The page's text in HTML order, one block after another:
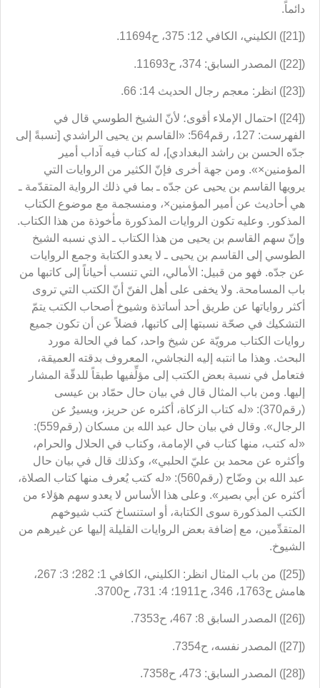
دائماً.
([21]) الكليني، الكافي 12: 375، ح11694.
([22]) المصدر السابق: 374، ح11693.
([23]) انظر: معجم رجال الحديث 14: 66.
([24]) احتمال الإملاء أقوى؛ لأنّ الشيخ الطوسي قال في
الفهرست: 127، رقم564: «القاسم بن يحيى الراشدي [نسبةً إلى
جدّه الحسن بن راشد البغدادي]، له كتاب فيه آداب أمير
المؤمنين×». ومن جهة أخرى فإنّ الكثير من الروايات التي
يرويها القاسم بن يحيى عن جدّه ـ بما في ذلك الرواية المتقدّمة ـ
هي أحاديث عن أمير المؤمنين×، ومنسجمة مع موضوع الكتاب
المذكور. وعليه تكون الروايات المذكورة مأخوذة من هذا الكتاب.
وإنّ سهم القاسم بن يحيى من هذا الكتاب ـ الذي نسبه الشيخ
الطوسي إلى القاسم بن يحيى ـ لا يعدو الكتابة وجمع الروايات
عن جدّه. فهو من قبيل: الأمالي، التي تنسب أحياناً إلى كاتبها من
باب المسامحة. ولا يخفى على أهل الفنّ أنّ الكتب التي تروى
أكثر رواياتها عن طريق أحد أساتذة وشيوخ أصحاب الكتب يتمّ
التشكيك في صحّة نسبتها إلى كاتبها، فضلاً عن أن تكون جميع
روايات الكتاب مرويّة عن شيخ واحد، كما في الحالة مورد
البحث. وهذا ما انتبه إليه النجاشي، المعروف بدقته العميقة،
فتعامل في نسبة بعض الكتب إلى مؤلِّفيها طبقاً للدقّة المشار
إليها. ومن باب المثال قال في بيان حال حمّاد بن عيسى
(رقم370): «له كتاب الزكاة، أكثره عن حريز، ويسيرٌ عن
الرجال». وقال في بيان حال عبد الله بن مسكان (رقم559):
«له كتب، منها كتاب في الإمامة، وكتاب في الحلال والحرام،
وأكثره عن محمد بن عليّ الحلبي»، وكذلك قال في بيان حال
عبد الله بن وضّاح (رقم560): «له كتب يُعرف منها كتاب الصلاة،
أكثره عن أبي بصير». وعلى هذا الأساس لا يعدو سهم هؤلاء من
الكتب المذكورة سوى الكتابة، أو استنساخ كتب شيوخهم
المتقدِّمين، مع إضافة بعض الروايات القليلة إليها عن غيرهم من
الشيوخ.
([25]) من باب المثال انظر: الكليني، الكافي 1: 282؛ 3: 267،
هامش ح1763، 346، ح1911؛ 4: 731، ح3700.
([26]) المصدر السابق 8: 467، ح7353.
([27]) المصدر نفسه، ح7354.
([28]) المصدر السابق: 473، ح7358.